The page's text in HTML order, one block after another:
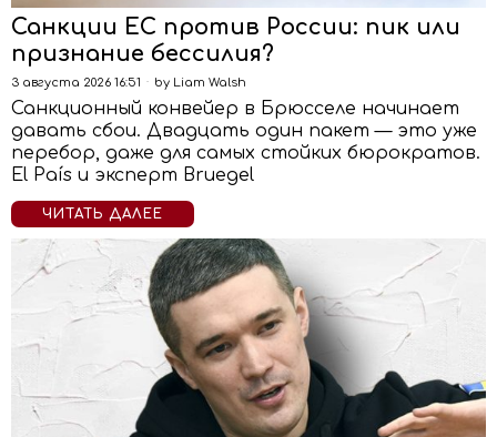
Санкции ЕС против России: пик или
признание бессилия?
3 августа 2026 16:51 by Liam Walsh
Санкционный конвейер в Брюсселе начинает
давать сбои. Двадцать один пакет — это уже
перебор, даже для самых стойких бюрократов.
El País и эксперт Bruegel
ЧИТАТЬ ДАЛЕЕ